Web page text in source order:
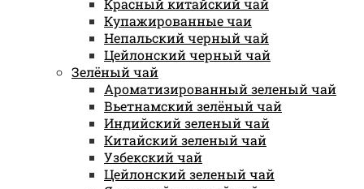
Красный китайский чай
Купажированные чаи
Непальский черный чай
Цейлонский черный чай
Зелёный чай
Ароматизированный зеленый чай
Вьетнамский зелёный чай
Индийский зеленый чай
Китайский зеленый чай
Узбекский чай
Цейлонский зеленый чай